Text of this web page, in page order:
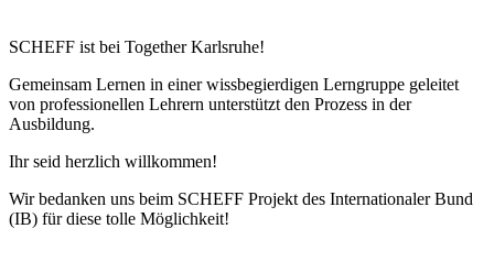
SCHEFF ist bei Together Karlsruhe!
Gemeinsam Lernen in einer wissbegierdigen Lerngruppe geleitet
von professionellen Lehrern unterstützt den Prozess in der
Ausbildung.
Ihr seid herzlich willkommen!
Wir bedanken uns beim SCHEFF Projekt des Internationaler Bund
(IB) für diese tolle Möglichkeit!